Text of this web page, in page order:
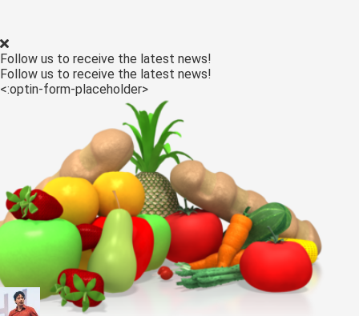
Follow us to receive the latest news!
Follow us to receive the latest news!
<:optin-form-placeholder>